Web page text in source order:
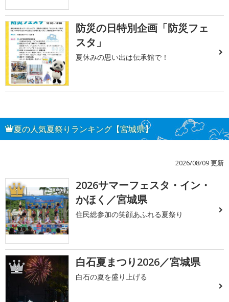
防災の日特別企画「防災フェ
スタ」
夏休みの思い出は伝承館で！
夏の人気夏祭りランキング【宮城県】
2026/08/09 更新
1
2026サマーフェスタ・イン・
かほく／宮城県
住民総参加の笑顔あふれる夏祭り
2 白石夏まつり2026／宮城県
白石の夏を盛り上げる